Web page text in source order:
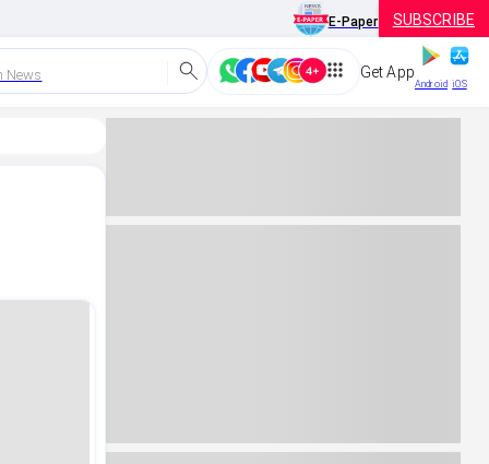
E-Paper SUBSCRIBE
News Get App
Android iOS